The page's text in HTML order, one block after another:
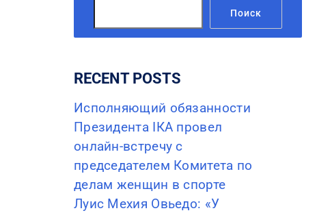
Поиск
RECENT POSTS
Исполняющий обязанности
Президента IКА провел
онлайн-встречу с
председателем Комитета по
делам женщин в спорте
Луис Мехия Овьедо: «У